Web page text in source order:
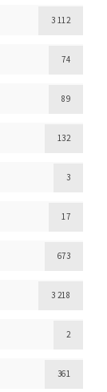
3 112
74
89
132
3
17
673
3 218
2
361